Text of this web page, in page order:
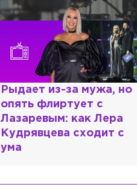
Комиссар Каттани и
любовь к русской душе:
шокирующая исповедь
Микеле Плачидо